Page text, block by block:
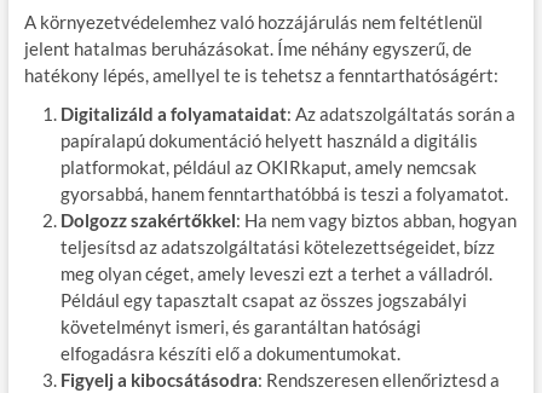
A környezetvédelemhez való hozzájárulás nem feltétlenül
jelent hatalmas beruházásokat. Íme néhány egyszerű, de
hatékony lépés, amellyel te is tehetsz a fenntarthatóságért:
Digitalizáld a folyamataidat: Az adatszolgáltatás során a
papíralapú dokumentáció helyett használd a digitális
platformokat, például az OKIRkaput, amely nemcsak
gyorsabbá, hanem fenntarthatóbbá is teszi a folyamatot.
Dolgozz szakértőkkel: Ha nem vagy biztos abban, hogyan
teljesítsd az adatszolgáltatási kötelezettségeidet, bízz
meg olyan céget, amely leveszi ezt a terhet a válladról.
Például egy tapasztalt csapat az összes jogszabályi
követelményt ismeri, és garantáltan hatósági
elfogadásra készíti elő a dokumentumokat.
Figyelj a kibocsátásodra: Rendszeresen ellenőriztesd a